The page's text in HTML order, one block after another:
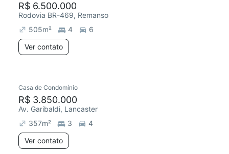
R$ 6.500.000
Rodovia BR-469, Remanso
505m² 4
6
Ver contato
Casa de Condomínio
R$ 3.850.000
Av. Garibaldi, Lancaster
357m² 3
4
Ver contato